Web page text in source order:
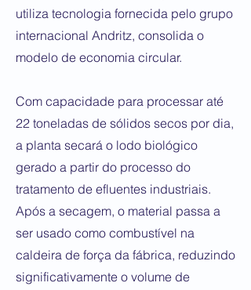
utiliza tecnologia fornecida pelo grupo
internacional Andritz, consolida o
modelo de economia circular.
Com capacidade para processar até
22 toneladas de sólidos secos por dia,
a planta secará o lodo biológico
gerado a partir do processo do
tratamento de efluentes industriais.
Após a secagem, o material passa a
ser usado como combustível na
caldeira de força da fábrica, reduzindo
significativamente o volume de